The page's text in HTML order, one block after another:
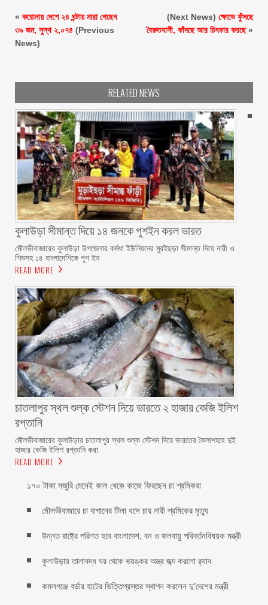
« করোনায় দেশে ২৪ ঘন্টায় মারা গেছেন
৩৯ জন, সুস্থ ২,০৭৪ (Previous
News)
(Next News) ক্ষোভে ফুঁসছে
বৈরুতবাসী, কাঁদছে আর চিৎকার করছে»
RELATED NEWS
কুলাউড়া সীমান্ত দিয়ে ১৪ জনকে পুশইন করল ভারত
মৌলভীবাজারের কুলাউড়া উপজেলার কর্মধা ইউনিয়নের মুরইছড়া সীমান্ত দিয়ে নারী ও
শিশুসহ ১৪ বাংলাদেশিকে পুশ ইন
READ MORE
চাতলাপুর স্থল শুল্ক স্টেশন দিয়ে ভারতে ২ হাজার কেজি ইলিশ
রপ্তানি
মৌলভীবাজারের কুলাউড়ার চাতলাপুর স্থল শুল্ক স্টেশন দিয়ে ভারতের কৈলাশহরে দুই
হাজার কেজি ইলিশ রপ্তানি করা
READ MORE
১৭০ টাকা মজুরি মেনেই কাল থেকে কাজে ফিরছেন চা শ্রমিকরা
মৌলভীবাজারে চা বাগানের টিলা ধসে চার নারী শ্রমিকের মৃত্যু
উন্নত রাষ্ট্রে পরিণত হবে বাংলাদেশ, বন ও জলবায়ু পরিবর্তনবিষয়ক মন্ত্রী
কুলাউড়ায় তালাবদ্ধ ঘর থেকে ভয়ঙ্কর অস্ত্র জব্দ করলো র‍্যাব
কমলগঞ্জে বর্ডার হাটের ভিত্তিপ্রস্তর স্থাপন করলেন দু’দেশের মন্ত্রী